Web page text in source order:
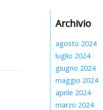
Archivio
agosto 2024
luglio 2024
giugno 2024
maggio 2024
aprile 2024
marzo 2024